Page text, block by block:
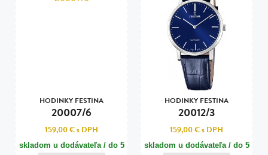
HODINKY FESTINA
20007/6
159,00 €s DPH
skladom u dodávateľa / do 5
HODINKY FESTINA
20012/3
159,00 €s DPH
skladom u dodávateľa / do 5